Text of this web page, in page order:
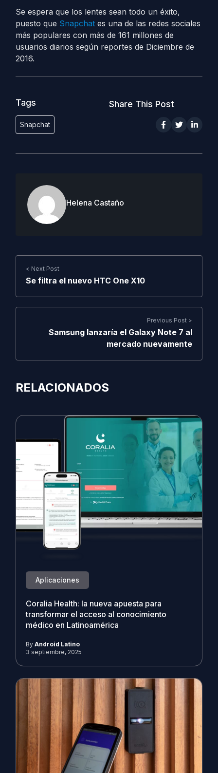
Se espera que los lentes sean todo un éxito,
puesto que Snapchat es una de las redes sociales
más populares con más de 161 millones de
usuarios diarios según reportes de Diciembre de
2016.
Tags
Snapchat
Share This Post
Helena Castaño
< Next Post
Se filtra el nuevo HTC One X10
Previous Post >
Samsung lanzaría el Galaxy Note 7 al
mercado nuevamente
RELACIONADOS
Aplicaciones
Coralia Health: la nueva apuesta para
transformar el acceso al conocimiento
médico en Latinoamérica
By Android Latino
3 septiembre, 2025